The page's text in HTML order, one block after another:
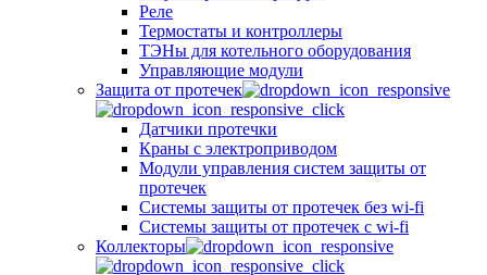
Реле
Термостаты и контроллеры
ТЭНы для котельного оборудования
Управляющие модули
Защита от протечек
Датчики протечки
Краны с электроприводом
Модули управления систем защиты от
протечек
Системы защиты от протечек без wi-fi
Системы защиты от протечек с wi-fi
Коллекторы